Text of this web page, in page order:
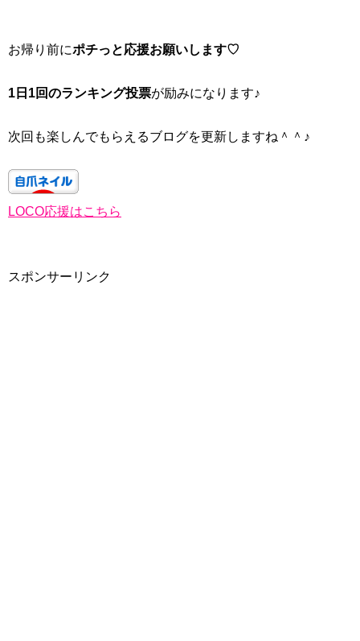
お帰り前にポチっと応援お願いします♡
1日1回のランキング投票が励みになります♪
次回も楽しんでもらえるブログを更新しますね＾＾♪
LOCO応援はこちら
スポンサーリンク